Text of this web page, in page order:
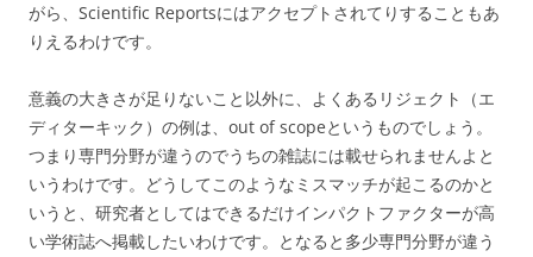
がら、Scientific Reportsにはアクセプトされてりすることもあ
りえるわけです。
意義の大きさが足りないこと以外に、よくあるリジェクト（エ
ディターキック）の例は、out of scopeというものでしょう。
つまり専門分野が違うのでうちの雑誌には載せられませんよと
いうわけです。どうしてこのようなミスマッチが起こるのかと
いうと、研究者としてはできるだけインパクトファクターが高
い学術誌へ掲載したいわけです。となると多少専門分野が違う